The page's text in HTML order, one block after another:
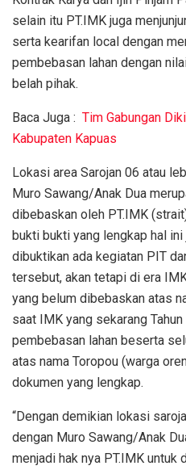
selain itu PT.IMK juga
serta kearifan local dengan
pembebasan lahan dengan
belah pihak.
Baca Juga : Tim Gabungan
Kabupaten Kapuas
Lokasi area Sarojan 06 atau
Muro Sawang/Anak Dua
dibebaskan oleh PT.IMK
bukti bukti yang lengkap hal
dibuktikan ada kegiatan PIT
tersebut, akan tetapi di era
yang belum dibebaskan atas
saat IMK yang sekarang
pembebasan lahan beserta
atas nama Toropou (warga
dokumen yang lengkap.
“Dengan demikian lokasi
dengan Muro Sawang/Anak
menjadi hak nya PT.IMK untuk